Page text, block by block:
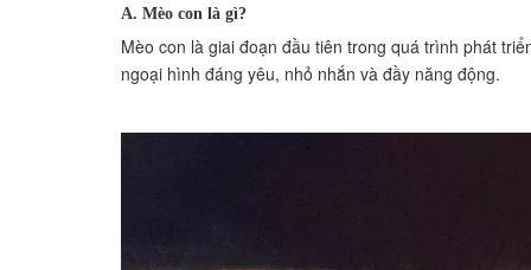
A. Mèo con là gì?
Mèo con là giai đoạn đầu tiên trong quá trình phát
ngoại hình đáng yêu, nhỏ nhắn và đầy năng động.